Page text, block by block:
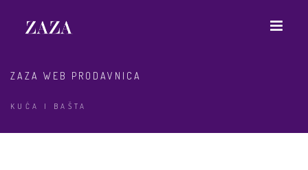
ZAZA WEB PRODAVNICA
KUĆA I BAŠTA